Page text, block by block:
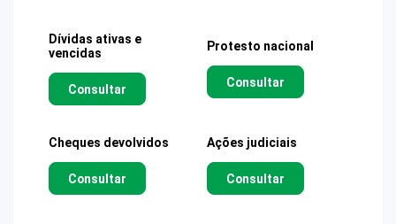
Dívidas ativas e
vencidas
Consultar
Protesto nacional
Consultar
Cheques devolvidos
Consultar
Ações judiciais
Consultar